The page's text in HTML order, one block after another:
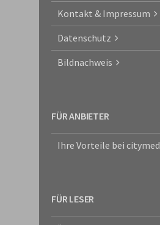
Kontakt & Impressum
Datenschutz
Bildnachweis
FÜR ANBIETER
Ihre Vorteile bei citymed
FÜR LESER